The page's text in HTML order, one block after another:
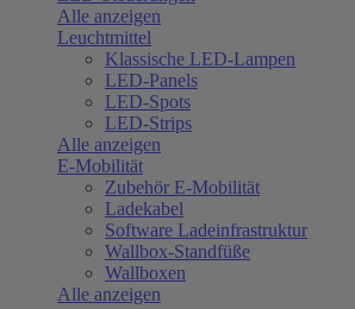
Alle anzeigen
Leuchtmittel
Klassische LED-Lampen
LED-Panels
LED-Spots
LED-Strips
Alle anzeigen
E-Mobilität
Zubehör E-Mobilität
Ladekabel
Software Ladeinfrastruktur
Wallbox-Standfüße
Wallboxen
Alle anzeigen